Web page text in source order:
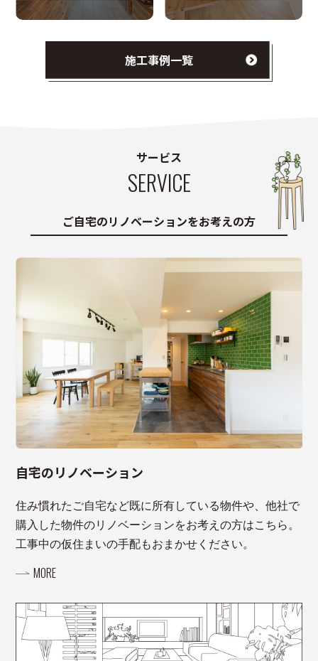
施工事例一覧
サービス
SERVICE
ご自宅のリノベーションをお考えの方
自宅のリノベーション
住み慣れたご自宅など既に所有している物件や、他社で
購入した物件のリノベーションをお考えの方はこちら。
工事中の仮住まいの手配もおまかせください。
MORE